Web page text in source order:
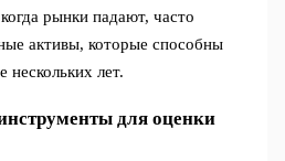
рынки падают, часто
активы, которые способны
нескольких лет.
для оценки